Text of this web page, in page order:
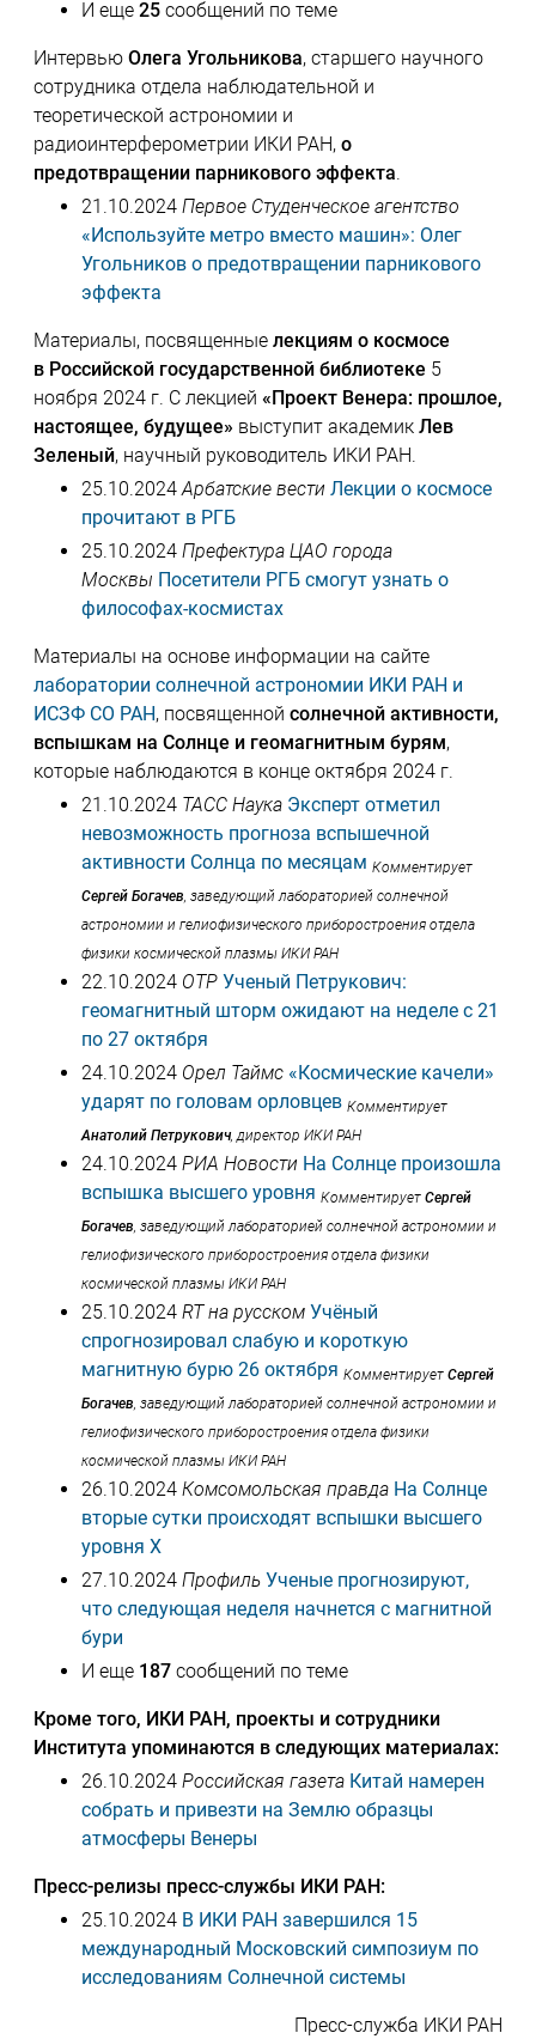
И еще 25сообщений по теме
Интервью Олега Угольникова, старшего научного
сотрудника отдела наблюдательной и
теоретической астрономии и
радиоинтерферометрии ИКИ РАН, о
предотвращении парникового эффекта.
21.10.2024 Первое Студенческое агентство
«Используйте метро вместо машин»: Олег
Угольников о предотвращении парникового
эффекта
Материалы, посвященные лекциям о космосе
в Российской государственной библиотеке 5
ноября 2024 г. С лекцией «Проект Венера: прошлое,
настоящее, будущее» выступит академик Лев
Зеленый, научный руководитель ИКИ РАН.
25.10.2024Арбатские вести Лекции о космосе
прочитают в РГБ
25.10.2024 Префектура ЦАО города
Москвы Посетители РГБ смогут узнать о
философах-космистах
Материалы на основе информации на сайте
лаборатории солнечной астрономии ИКИ РАН и
ИСЗФ СО РАН, посвященной солнечной активности,
вспышкам на Солнце и геомагнитным бурям,
которые наблюдаются в конце октября 2024 г.
21.10.2024 ТАСС Наука Эксперт отметил
невозможность прогноза вспышечной
активности Солнца по месяцам Комментирует
Сергей Богачев, заведующий лабораторией солнечной
астрономии и гелиофизического приборостроения отдела
физики космической плазмы ИКИ РАН
22.10.2024 ОТР Ученый Петрукович:
геомагнитный шторм ожидают на неделе с 21
по 27 октября
24.10.2024 Орел Таймс «Космические качели»
ударят по головам орловцев Комментирует
Анатолий Петрукович, директор ИКИ РАН
24.10.2024 РИА Новости На Солнце произошла
вспышка высшего уровня Комментирует Сергей
Богачев, заведующий лабораторией солнечной астрономии и
гелиофизического приборостроения отдела физики
космической плазмы ИКИ РАН
25.10.2024 RT на русском Учёный
спрогнозировал слабую и короткую
магнитную бурю 26 октября Комментирует Сергей
Богачев, заведующий лабораторией солнечной астрономии и
гелиофизического приборостроения отдела физики
космической плазмы ИКИ РАН
26.10.2024 Комсомольская правда На Солнце
вторые сутки происходят вспышки высшего
уровня X
27.10.2024 Профиль Ученые прогнозируют,
что следующая неделя начнется с магнитной
бури
И еще 187сообщений по теме
Кроме того, ИКИ РАН, проекты и сотрудники
Института упоминаются в следующих материалах:
26.10.2024 Российская газета Китай намерен
собрать и привезти на Землю образцы
атмосферы Венеры
Пресс-релизы пресс-службы ИКИ РАН:
25.10.2024 В ИКИ РАН завершился 15
международный Московский симпозиум по
исследованиям Солнечной системы
Пресс-служба ИКИ РАН